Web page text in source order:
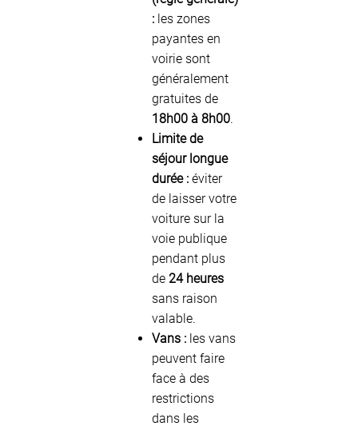
: les zones
payantes en
voirie sont
généralement
gratuites de
18h00 à 8h00.
Limite de
séjour longue
durée : éviter
de laisser votre
voiture sur la
voie publique
pendant plus
de 24 heures
sans raison
valable.
Vans : les vans
peuvent faire
face à des
restrictions
dans les